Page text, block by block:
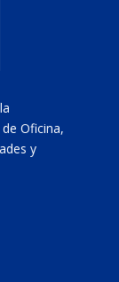
Oficina,
y